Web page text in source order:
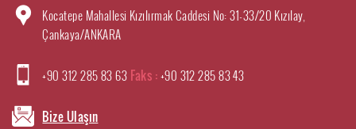
Kocatepe Mahallesi Kızılırmak Caddesi No: 31-33/20 Kızılay,
Çankaya/ANKARA
+90 312 285 83 63 Faks :+90 312 285 83 43
Bize Ulaşın